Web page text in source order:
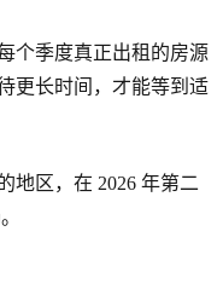
个季度真正出租的房源
更长时间，才能等到适
地区，在 2026 年第二